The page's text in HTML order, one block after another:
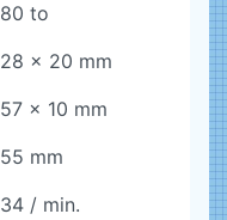
80 to
28 x 20 mm
57 x 10 mm
55 mm
34 / min.